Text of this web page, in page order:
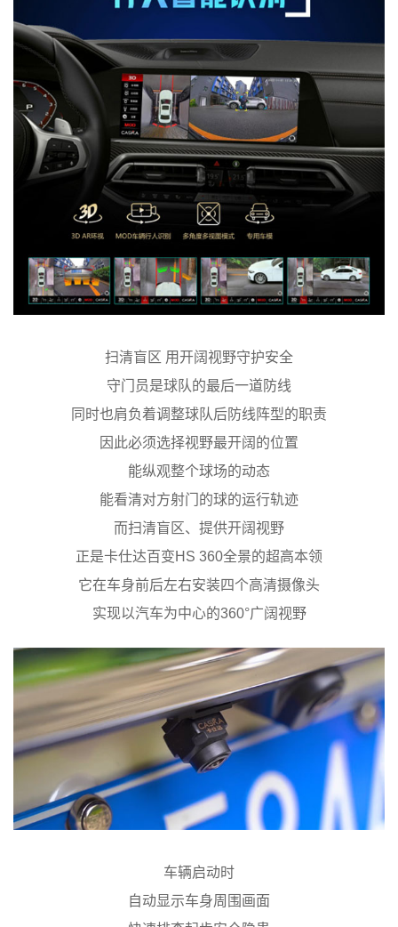
扫清盲区 用开阔视野守护安全
守门员是球队的最后一道防线
同时也肩负着调整球队后防线阵型的职责
因此必须选择视野最开阔的位置
能纵观整个球场的动态
能看清对方射门的球的运行轨迹
而扫清盲区、提供开阔视野
正是卡仕达百变HS 360全景的超高本领
它在车身前后左右安装四个高清摄像头
实现以汽车为中心的360°广阔视野
车辆启动时
自动显示车身周围画面